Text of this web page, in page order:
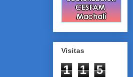
Visitas
1 1 5